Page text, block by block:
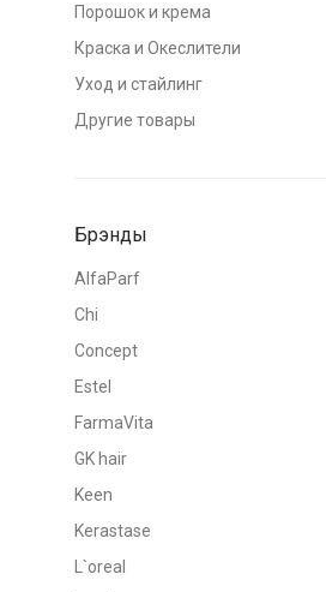
Порошок и крема
Краска и Океслители
Уход и стайлинг
Другие товары
Брэнды
AlfaParf
Chi
Concept
Estel
FarmaVita
GK hair
Keen
Kerastase
L`oreal